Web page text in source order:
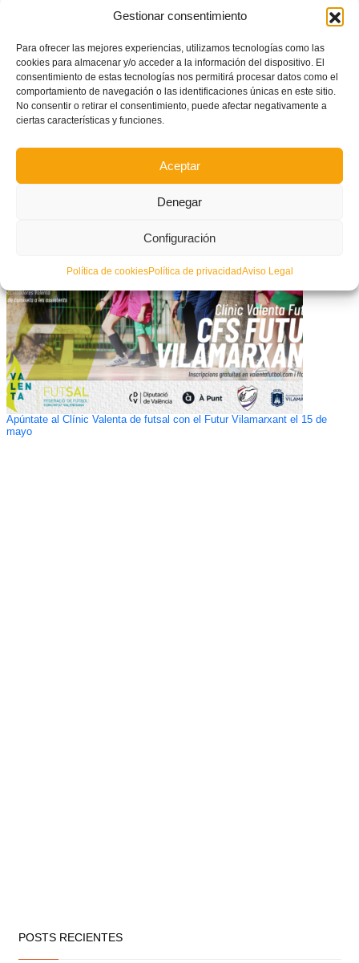
Gestionar consentimiento
Para ofrecer las mejores experiencias, utilizamos tecnologías como las
cookies para almacenar y/o acceder a la información del dispositivo. El
consentimiento de estas tecnologías nos permitirá procesar datos como el
comportamiento de navegación o las identificaciones únicas en este sitio.
No consentir o retirar el consentimiento, puede afectar negativamente a
ciertas características y funciones.
Aceptar
Denegar
Configuración
Política de cookiesPolítica de privacidadAviso Legal
Reunión de los clubes femeninos de fútbol sala con el Área Valenta
Apúntate al Clínic Valenta de futsal con el Futur Vilamarxant el 15 de
mayo
POSTS RECIENTES